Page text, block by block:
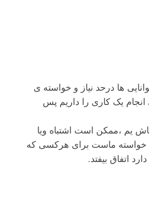
ها درحد نیاز و خواسته ی
انجام یک کاری را داریم پس
یم ،ممکن است اشتباه ویا
خواسته ماست برای هرکسی که
اتفاق بیفتد.